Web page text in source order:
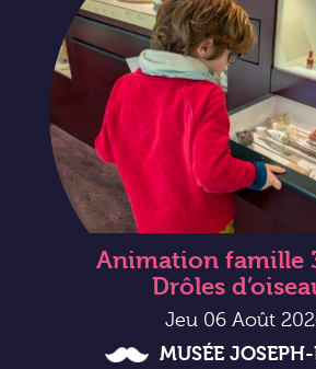
Animation famille
Drôles
Jeu 06 Août
MUSÉE